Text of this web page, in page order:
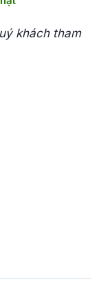
khách tham